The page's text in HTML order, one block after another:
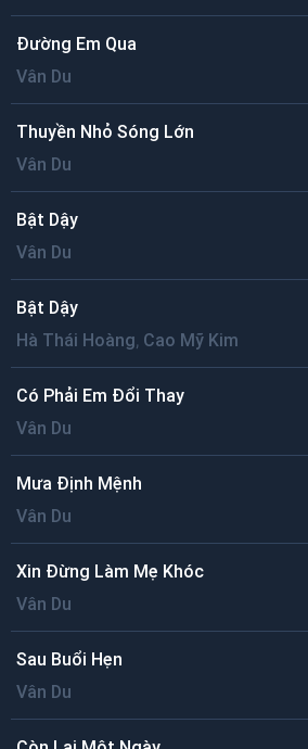
Đường Em Qua
Vân Du
Thuyền Nhỏ Sóng Lớn
Vân Du
Bật Dậy
Vân Du
Bật Dậy
Hà Thái Hoàng, Cao Mỹ Kim
Có Phải Em Đổi Thay
Vân Du
Mưa Định Mệnh
Vân Du
Xin Đừng Làm Mẹ Khóc
Vân Du
Sau Buổi Hẹn
Vân Du